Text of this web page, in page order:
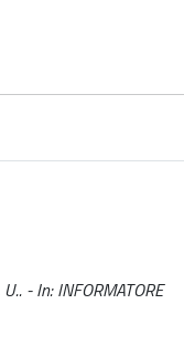
- In: INFORMATORE